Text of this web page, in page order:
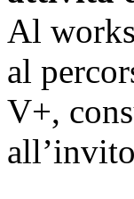
Al
al
V+,